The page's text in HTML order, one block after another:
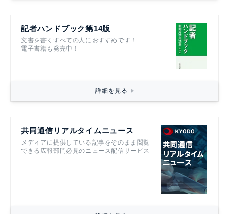
記者ハンドブック第14版
文書を書くすべての人におすすめです！
電子書籍も発売中！
詳細を見る
共同通信リアルタイムニュース
メディアに提供している記事をそのまま閲覧
できる広報部門必見のニュース配信サービス